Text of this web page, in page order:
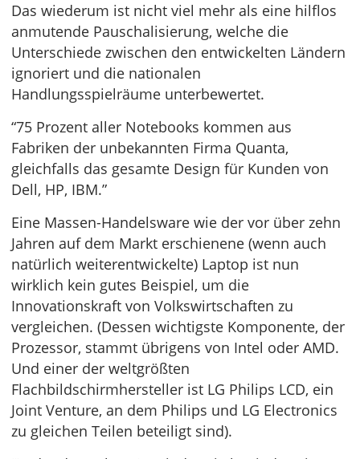
Das wiederum ist nicht viel mehr als eine hilflos
anmutende Pauschalisierung, welche die
Unterschiede zwischen den entwickelten Ländern
ignoriert und die nationalen
Handlungsspielräume unterbewertet.
“75 Prozent aller Notebooks kommen aus
Fabriken der unbekannten Firma Quanta,
gleichfalls das gesamte Design für Kunden von
Dell, HP, IBM.”
Eine Massen-Handelsware wie der vor über zehn
Jahren auf dem Markt erschienene (wenn auch
natürlich weiterentwickelte) Laptop ist nun
wirklich kein gutes Beispiel, um die
Innovationskraft von Volkswirtschaften zu
vergleichen. (Dessen wichtigste Komponente, der
Prozessor, stammt übrigens von Intel oder AMD.
Und einer der weltgrößten
Flachbildschirmhersteller ist LG Philips LCD, ein
Joint Venture, an dem Philips und LG Electronics
zu gleichen Teilen beteiligt sind).